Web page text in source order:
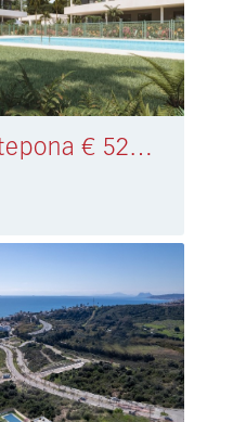
Appartement Estepona € 525.000,-